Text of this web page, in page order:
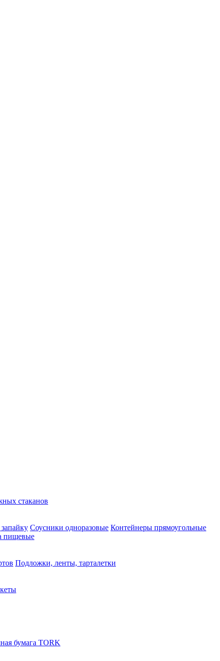
стаканов
Соусники одноразовые Контейнеры прямоугольные
пищевые
Подложки, ленты, тарталетки
бумага TORK